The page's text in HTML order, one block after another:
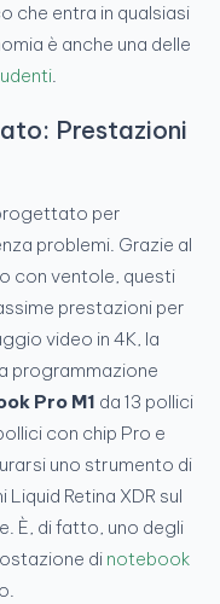
che entra in qualsiasi
è anche una delle
.
Prestazioni
per
problemi. Grazie al
con ventole, questi
prestazioni per
video in 4K, la
programmazione
Pro M1 da 13 pollici
con chip Pro e
uno strumento di
Retina XDR sul
È, di fatto, uno degli
di notebook